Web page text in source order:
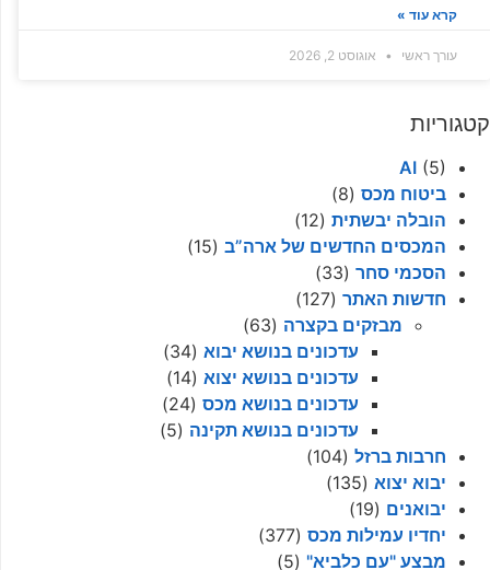
קרא עוד »
עורך ראשי אוגוסט 2, 2026
קטגוריות
AI (5)
ביטוח מכס (8)
הובלה יבשתית (12)
המכסים החדשים של ארה”ב (15)
הסכמי סחר (33)
חדשות האתר (127)
מבזקים בקצרה (63)
עדכונים בנושא יבוא (34)
עדכונים בנושא יצוא (14)
עדכונים בנושא מכס (24)
עדכונים בנושא תקינה (5)
חרבות ברזל (104)
יבוא יצוא (135)
יבואנים (19)
יחדיו עמילות מכס (377)
מבצע "עם כלביא" (5)